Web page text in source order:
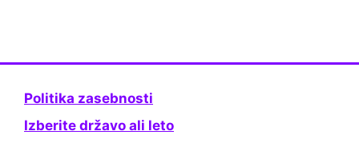
Politika zasebnosti
Izberite državo ali leto